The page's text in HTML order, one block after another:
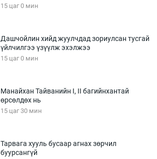
15 цаг 0 мин
Дашчойлин хийд жуулчдад зориулсан тусгай
үйлчилгээ үзүүлж эхэлжээ
15 цаг 0 мин
Манайхан Тайванийн I, II багийнхантай
өрсөлдөх нь
15 цаг 30 мин
Тарвага хууль бусаар агнах зөрчил
буурсангүй